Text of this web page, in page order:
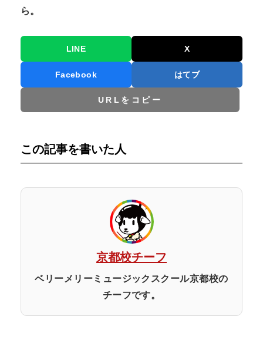
ら。
LINE X
Facebook はてブ
URLをコピー
この記事を書いた人
京都校チーフ
ベリーメリーミュージックスクール京都校の
チーフです。